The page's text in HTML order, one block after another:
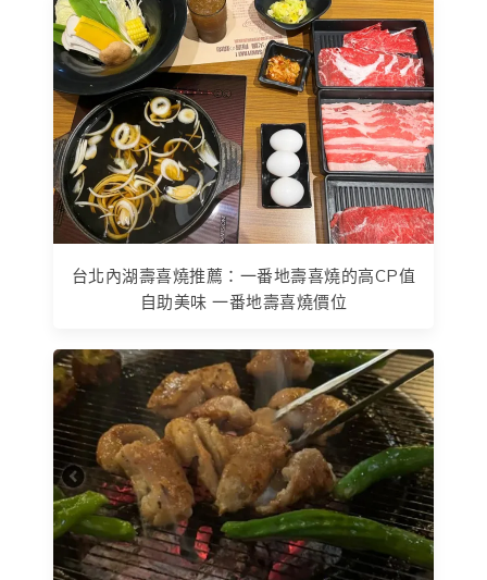
台北內湖壽喜燒推薦：一番地壽喜燒的高CP值
自助美味 一番地壽喜燒價位